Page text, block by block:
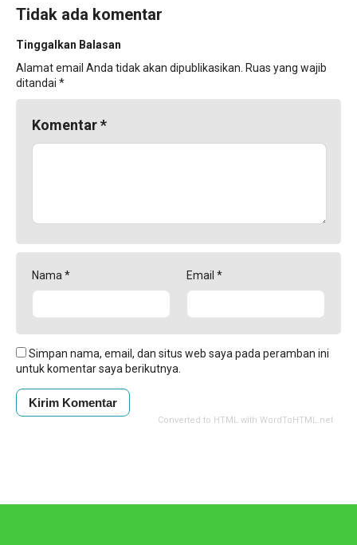
Converted to HTML with WordToHTML.net
Tidak ada komentar
Tinggalkan Balasan
Alamat email Anda tidak akan dipublikasikan. Ruas yang wajib
ditandai *
Komentar*
Nama* Email *
Simpan nama, email, dan situs web saya pada peramban ini
untuk komentar saya berikutnya.